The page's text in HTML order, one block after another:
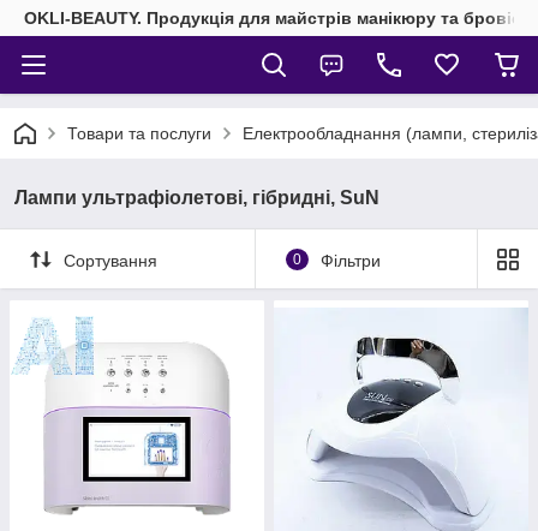
OKLI-BEAUTY. Продукція для майстрів манікюру та
Товари та послуги Електрообладнання (лампи,
Лампи ультрафіолетові, гібридні, SuN
Сортування 0 Фільтри